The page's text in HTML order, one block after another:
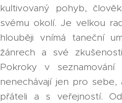
kultivovaný pohyb,
svému okolí. Je velkou
hlouběji vnímá taneční
žánrech a své
Pokroky v
nenechávají jen pro
přáteli a s veřejností.